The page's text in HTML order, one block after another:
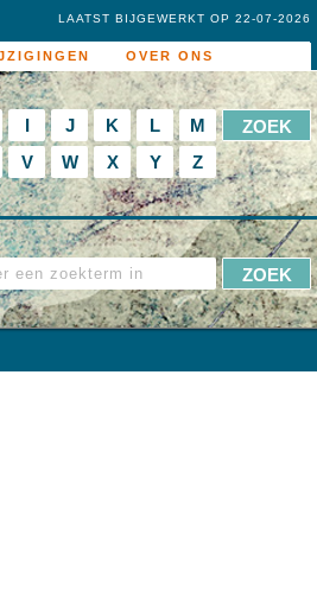
OVER ONS
LAATST BIJGEWERKT OP 22-07-2026
I J K L
M
V W X Y Z